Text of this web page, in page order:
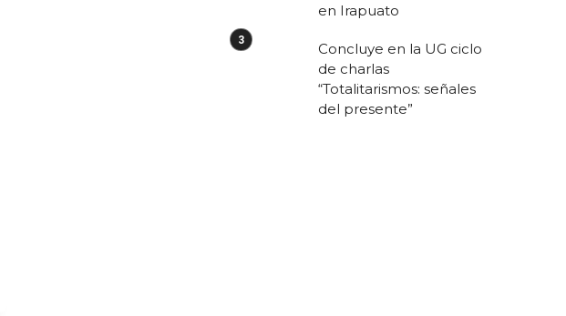
en Irapuato
Concluye en la UG ciclo
de charlas
“Totalitarismos: señales
del presente”